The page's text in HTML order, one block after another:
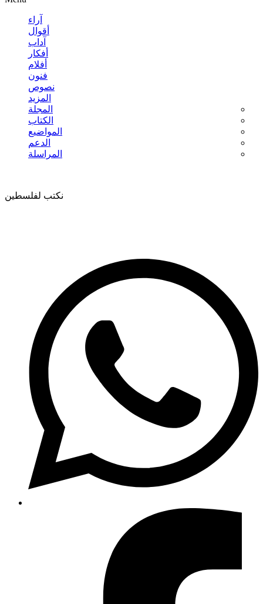
آراء
أقوال
آداب
أفكار
أفلام
فنون
نصوص
المزيد
المجلة
الكتاب
المواضيع
الدعم
المراسلة
نكتب لفلسطين